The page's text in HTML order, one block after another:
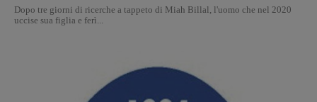
Dopo tre giorni di ricerche a tappeto di Miah Billal, l'uomo che nel 2020
uccise sua figlia e ferì...